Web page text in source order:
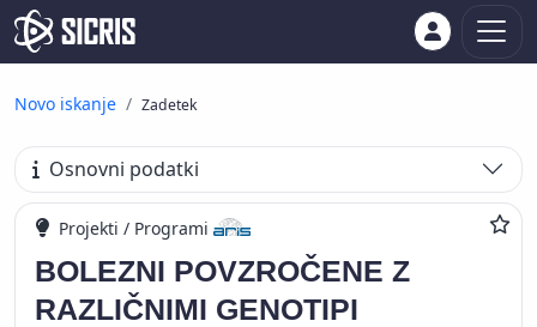
Novo iskanje Zadetek
Osnovni podatki
Projekti / Programi
BOLEZNI POVZROČENE Z
RAZLIČNIMI GENOTIPI